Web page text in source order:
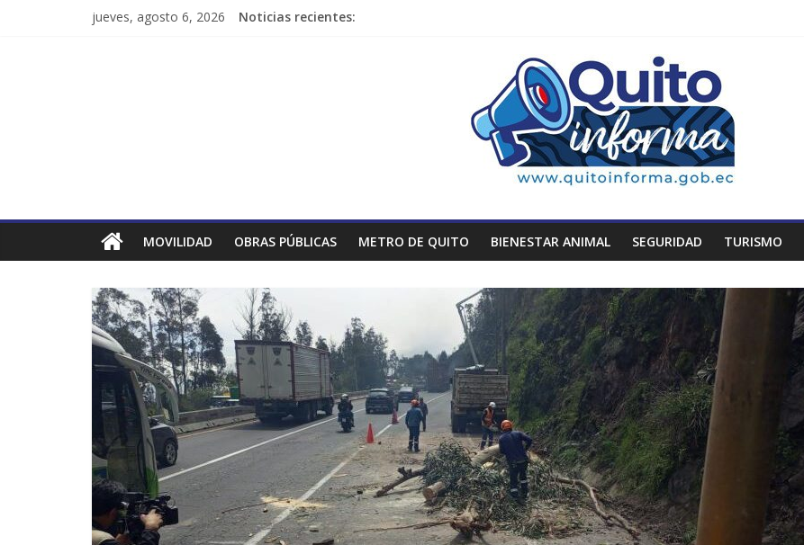
jueves, agosto 6, 2026 Noticias recientes:
MOVILIDAD OBRAS PÚBLICAS METRO DE QUITO BIENESTAR ANIMAL SEGURIDAD TURISMO